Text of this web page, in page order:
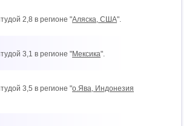
2,8 в регионе "Аляска, США".
3,1 в регионе "Мексика".
3,5 в регионе "о.Ява, Индонезия